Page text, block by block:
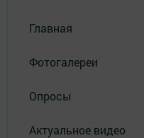
Главная
Фотогалереи
Опросы
Актуальное видео